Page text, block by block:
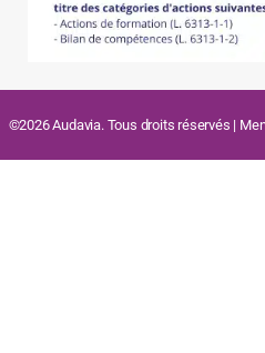
©2026 Audavia. Tous droits réservés |